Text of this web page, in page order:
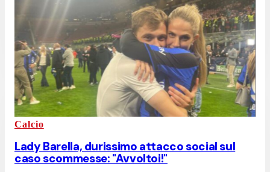
Calcio
Lady Barella, durissimo attacco social sul
caso scommesse: "Avvoltoi!"